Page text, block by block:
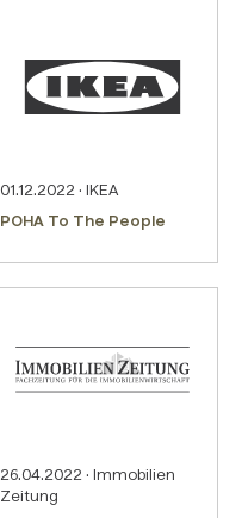
01.12.2022 · IKEA
POHA To The People
26.04.2022 · Immobilien
Zeitung